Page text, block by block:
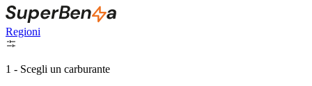
Regioni
1 - Scegli un carburante